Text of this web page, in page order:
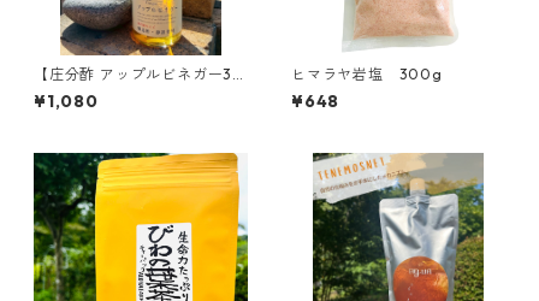
【庄分酢 アップルビネガー30
0ml】りんご酢
¥1,080
ヒマラヤ岩塩 300g
¥648